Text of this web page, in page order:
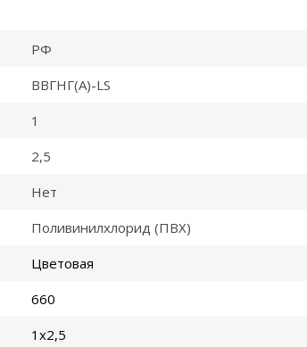
РФ
ВВГНГ(A)-LS
1
2,5
Нет
Поливинилхлорид (ПВХ)
Цветовая
660
1x2,5